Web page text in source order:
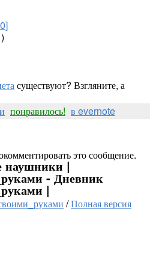
существуют? Взгляните, а
понравилось! в evernote
это сообщение.
наушники |
- Дневник
|
/Полная версия